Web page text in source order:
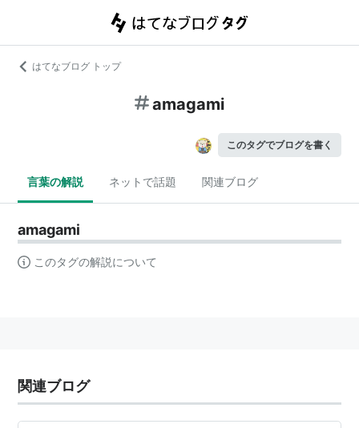
はてなブログ トップ
amagami
このタグでブログを書く
言葉の解説 ネットで話題 関連ブログ
amagami
このタグの解説について
関連ブログ